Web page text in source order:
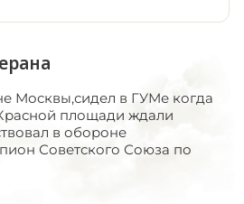
Москвы,сидел в ГУМе когда
площади ждали
в обороне
Советского Союза по